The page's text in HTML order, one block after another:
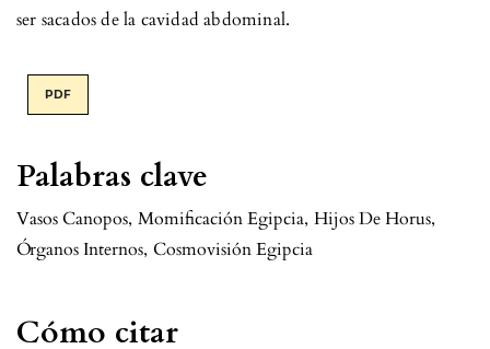
Palabras clave
Vasos Canopos, Momificación Egipcia, Hijos De Horus,
Órganos Internos, Cosmovisión Egipcia
Cómo citar
ser sacados de la cavidad abdominal.
PDF